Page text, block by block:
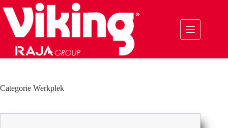
naar
inhoud
Categorie Werkplek